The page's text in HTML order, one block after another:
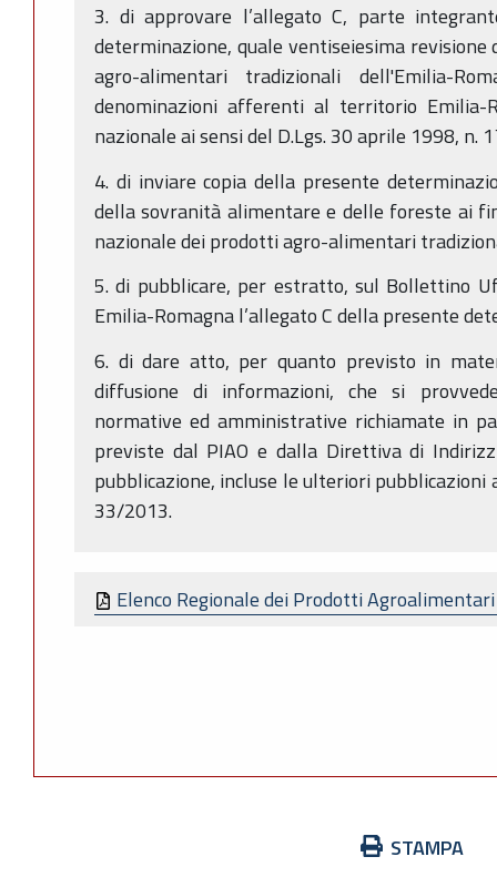
3. di approvare l’allegato C, parte
determinazione, quale ventiseiesima revisione
agro-alimentari tradizionali dell'Emilia-
denominazioni afferenti al territorio Emilia-
nazionale ai sensi del D.Lgs. 30 aprile 1998, n.
4. di inviare copia della presente
della sovranità alimentare e delle foreste ai
nazionale dei prodotti agro-alimentari
5. di pubblicare, per estratto, sul Bollettino
Emilia-Romagna l’allegato C della presente
6. di dare atto, per quanto previsto in
diffusione di informazioni, che si
normative ed amministrative richiamate in
previste dal PIAO e dalla Direttiva di
pubblicazione, incluse le ulteriori pubblicazioni
33/2013.
Elenco Regionale dei Prodotti
STAMPA